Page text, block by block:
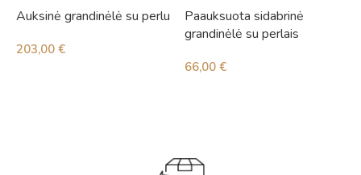
Auksinė grandinėlė su perlu
203,00 €
Paauksuota sidabrinė
grandinėlė su perlais
66,00 €